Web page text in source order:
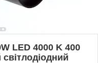
LED 4000 K 400